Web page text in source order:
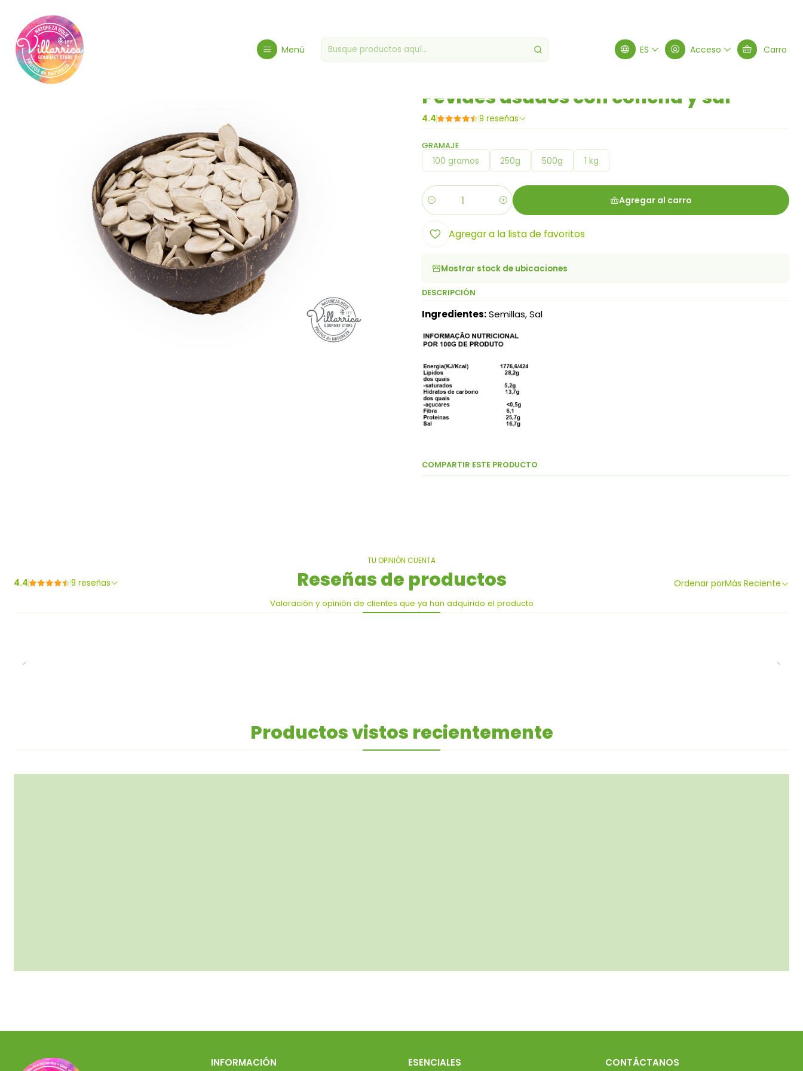
Menú ES Acceso Carro
Pevides asados con concha y sal
4.4 9 reseñas
GRAMAJE
100 gramos 250g 500g 1 kg
Cantidad Agregar al carro
Agregar a la lista de favoritos
Mostrar stock de ubicaciones
DESCRIPCIÓN
Ingredientes:Semillas, Sal
COMPARTIR ESTE PRODUCTO
TU OPINIÓN CUENTA
Reseñas de productos
Valoración y opinión de clientes que ya han adquirido el producto
4.4 9 reseñas Ordenar porMás Reciente
Productos vistos recientemente
INFORMACIÓN ESENCIALES CONTÁCTANOS